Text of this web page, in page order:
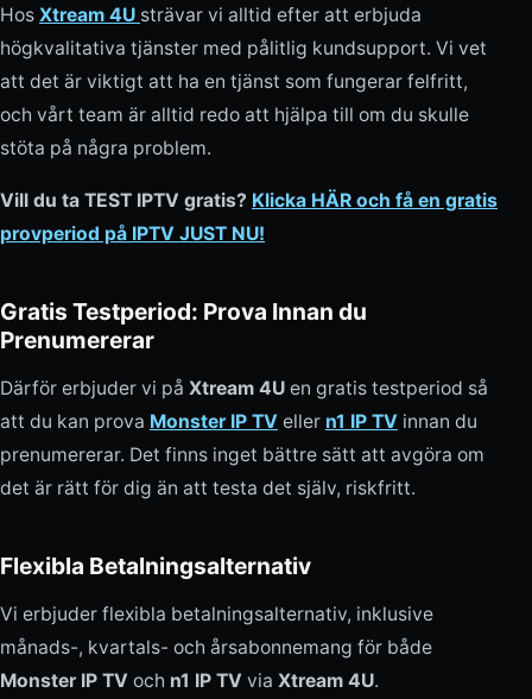
Hos Xtream 4U strävar vi alltid efter att erbjuda
högkvalitativa tjänster med pålitlig kundsupport. Vi vet
att det är viktigt att ha en tjänst som fungerar felfritt,
och vårt team är alltid redo att hjälpa till om du skulle
stöta på några problem.
Vill du ta TEST IPTV gratis? Klicka HÄR och få en gratis
provperiod på IPTV JUST NU!
Gratis Testperiod: Prova Innan du
Prenumererar
Därför erbjuder vi på Xtream 4U en gratis testperiod så
att du kan prova Monster IP TV eller n1 IP TV innan du
prenumererar. Det finns inget bättre sätt att avgöra om
det är rätt för dig än att testa det själv, riskfritt.
Flexibla Betalningsalternativ
Vi erbjuder flexibla betalningsalternativ, inklusive
månads-, kvartals- och årsabonnemang för både
Monster IP TV och n1 IP TV via Xtream 4U.